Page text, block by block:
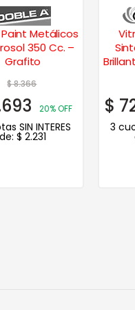
Metálicos
350 Cc. –
Grafito
$8.366
20% OFF
SIN INTERES
de:$ 2.231
$
3